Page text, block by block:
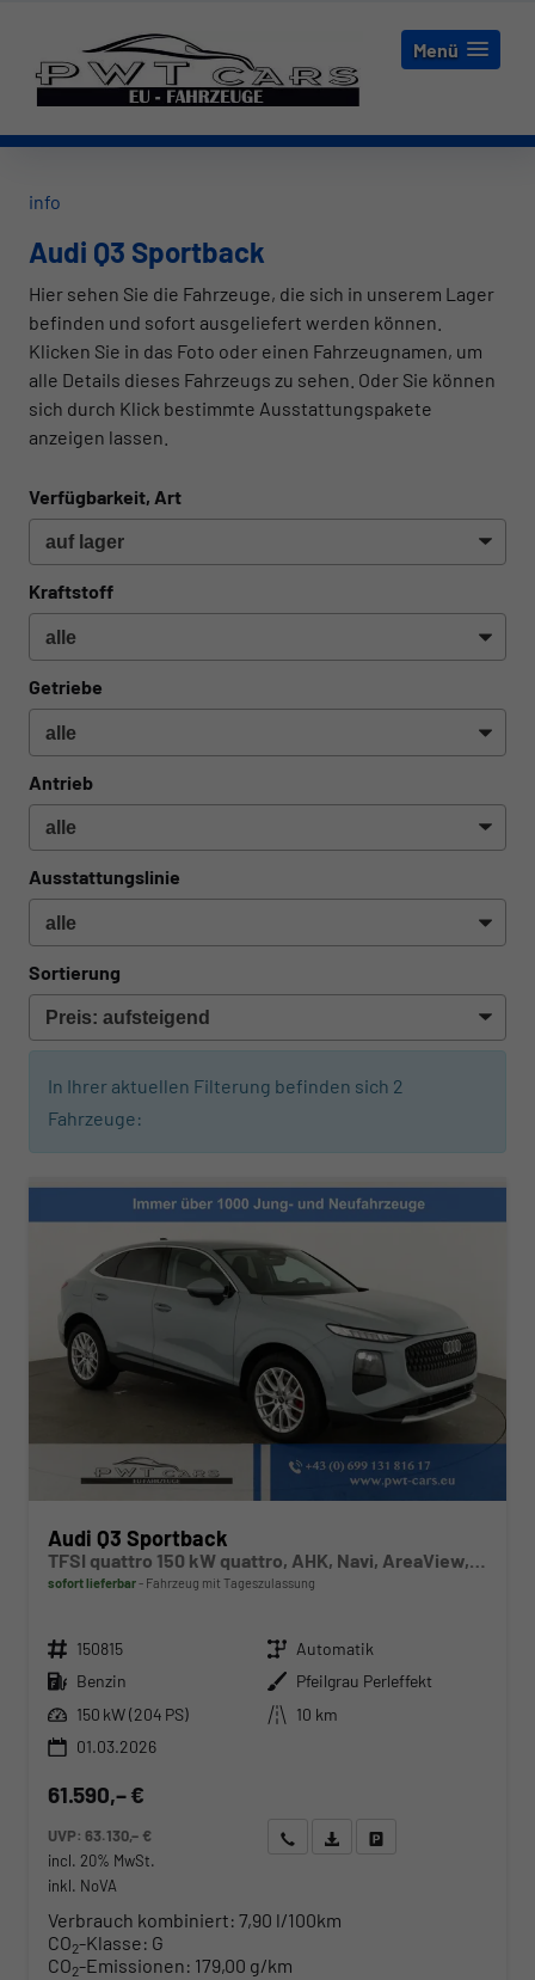
Menü
info
Audi Q3 Sportback
Hier sehen Sie die Fahrzeuge, die sich in unserem Lager
befinden und sofort ausgeliefert werden können.
Klicken Sie in das Foto oder einen Fahrzeugnamen, um
alle Details dieses Fahrzeugs zu sehen. Oder Sie können
sich durch Klick bestimmte Ausstattungspakete
anzeigen lassen.
Verfügbarkeit, Art
Kraftstoff
Getriebe
Antrieb
Ausstattungslinie
Sortierung
In Ihrer aktuellen Filterung befinden sich 2
Fahrzeuge:
Audi Q3 Sportback
TFSI quattro 150 kW quattro, AHK, Navi, AreaView, Side, Sound, Winter, 18-Zoll
sofort lieferbar Fahrzeug mit Tageszulassung
Fahrzeugnr. 150815 Getriebe Automatik
Kraftstoff Benzin Außenfarbe Pfeilgrau Perleffekt
Leistung 150 kW (204 PS) Kilometerstand
10 km
01.03.2026
61.590,– €
UVP:63.130,– €
incl. 20% MwSt.
inkl. NoVA
Wir rufen Sie anAngebot drucken (PDF)
Verbrauch kombiniert: 7,90 l/100km
CO2-Klasse: G
CO2-Emissionen: 179,00 g/km